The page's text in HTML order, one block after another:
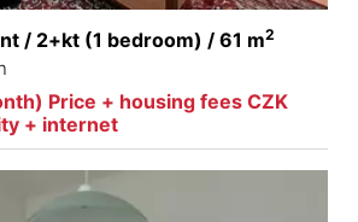
/ 2+kt (1 bedroom) / 61 m2
Price + housing fees CZK
+ internet